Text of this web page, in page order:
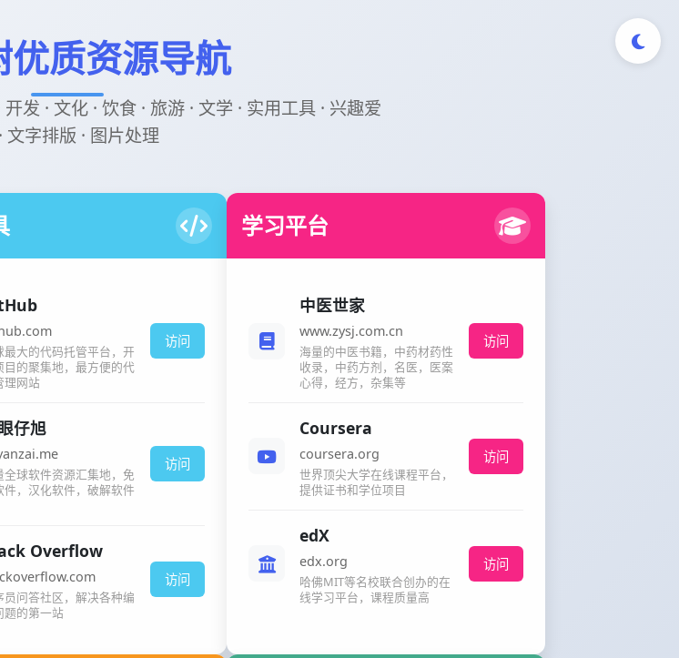
优质资源导航
发 · 文化 · 饮食 · 旅游 · 文学 · 实用工具 · 兴趣爱
文字排版 · 图片处理
最大的代码托管平台，开
目的聚集地，最方便的代
理网站
访问
仔旭
全球软件资源汇集地，免
件，汉化软件，破解软件
访问
Overflow
员问答社区，解决各种编
题的第一站
访问
学习平台
中医世家
www.zysj.com.cn
海量的中医书籍，中药材药性
收录，中药方剂，名医，医案
心得，经方，杂集等
访问
Coursera
coursera.org
世界顶尖大学在线课程平台，
提供证书和学位项目
访问
edX
edx.org
哈佛MIT等名校联合创办的在
线学习平台，课程质量高
访问